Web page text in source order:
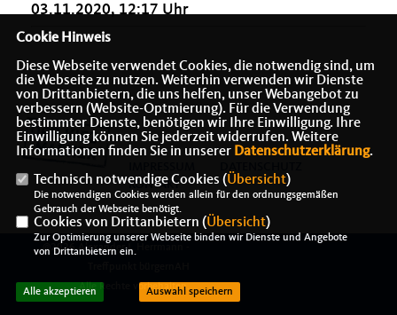
03.11.2020, 12:17 Uhr
KONTAKT
@2026 Alexander J. Herrmann -
Alle Rechte vorbehalten.
Cookie Hinweis
Diese Webseite verwendet Cookies, die notwendig sind, um
die Webseite zu nutzen. Weiterhin verwenden wir Dienste
von Drittanbietern, die uns helfen, unser Webangebot zu
verbessern (Website-Optmierung). Für die Verwendung
bestimmter Dienste, benötigen wir Ihre Einwilligung. Ihre
Einwilligung können Sie jederzeit widerrufen. Weitere
Informationen finden Sie in unserer Datenschutzerklärung.
Technisch notwendige Cookies (Übersicht)
Die notwendigen Cookies werden allein für den ordnungsgemäßen
Gebrauch der Webseite benötigt.
Cookies von Drittanbietern (Übersicht)
Zur Optimierung unserer Webseite binden wir Dienste und Angebote
von Drittanbietern ein.
Alle akzeptieren Auswahl speichern